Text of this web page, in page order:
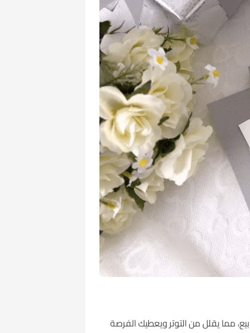
مما يقلل من التوتر ويعطيك الفرصة